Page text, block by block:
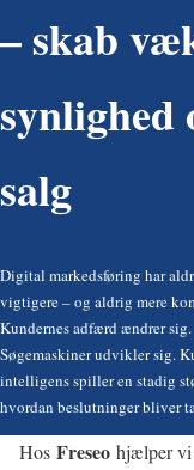
– skab
synlighed
salg
Digital markedsføring har
vigtigere – og aldrig mere
Kundernes adfærd ændrer sig.
Søgemaskiner udvikler sig.
intelligens spiller en stadig
hvordan beslutninger bliver
Hos Freseo hjælper vi